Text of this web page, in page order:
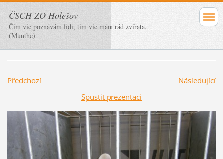
ČSCH ZO Holešov
Čím víc poznávám lidi, tím víc mám rád zvířata.
(Munthe)
Předchozí
Následující
Spustit prezentaci